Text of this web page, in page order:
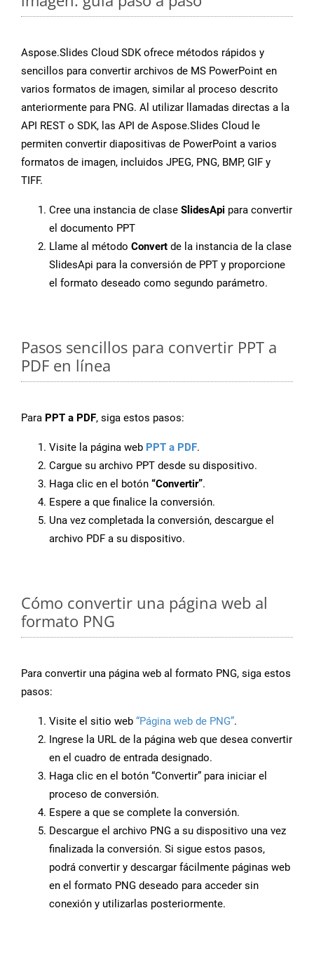
Aspose.Slides Cloud SDK ofrece métodos rápidos y
sencillos para convertir archivos de MS PowerPoint en
varios formatos de imagen, similar al proceso descrito
anteriormente para PNG. Al utilizar llamadas directas a la
API REST o SDK, las API de Aspose.Slides Cloud le
permiten convertir diapositivas de PowerPoint a varios
formatos de imagen, incluidos JPEG, PNG, BMP, GIF y
TIFF.
Cree una instancia de clase SlidesApi para convertir
el documento PPT
Llame al método Convert de la instancia de la clase
SlidesApi para la conversión de PPT y proporcione
el formato deseado como segundo parámetro.
Pasos sencillos para convertir PPT a
PDF en línea
Para PPT a PDF, siga estos pasos:
Visite la página web PPT a PDF.
Cargue su archivo PPT desde su dispositivo.
Haga clic en el botón “Convertir”.
Espere a que finalice la conversión.
Una vez completada la conversión, descargue el
archivo PDF a su dispositivo.
Cómo convertir una página web al
formato PNG
Para convertir una página web al formato PNG, siga estos
pasos:
Visite el sitio web “Página web de PNG”.
Ingrese la URL de la página web que desea convertir
en el cuadro de entrada designado.
Haga clic en el botón “Convertir” para iniciar el
proceso de conversión.
Espere a que se complete la conversión.
Descargue el archivo PNG a su dispositivo una vez
finalizada la conversión. Si sigue estos pasos,
podrá convertir y descargar fácilmente páginas web
en el formato PNG deseado para acceder sin
conexión y utilizarlas posteriormente.